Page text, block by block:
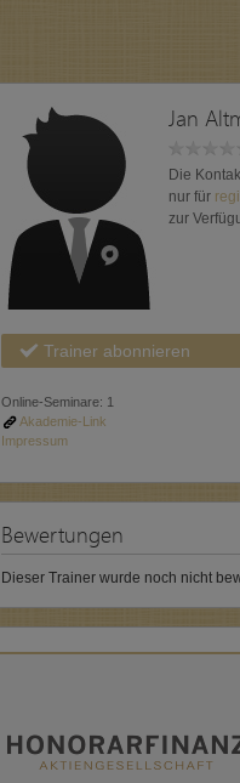
Jan
Die
nur für
zur
Trainer abonnieren
Online-Seminare: 1
Akademie-Link
Impressum
Bewertungen
Dieser Trainer wurde noch nicht